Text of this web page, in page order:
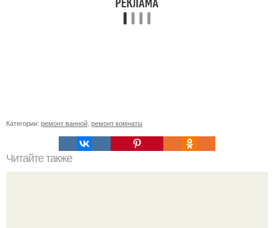
Категории: ремонт ванной ремонт комнаты
Читайте также